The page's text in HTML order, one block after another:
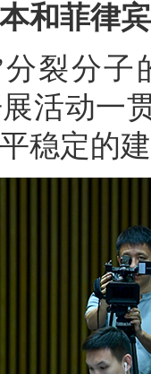
和菲律
裂分
活动一
稳定的